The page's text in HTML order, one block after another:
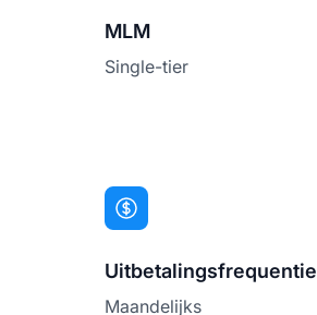
MLM
Single-tier
Uitbetalingsfrequentie
Maandelijks